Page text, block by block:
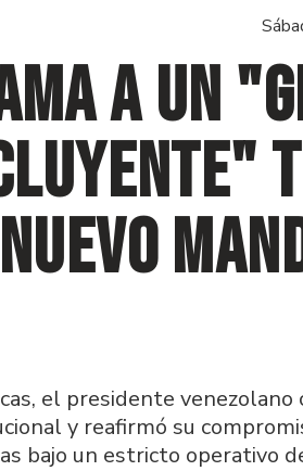
a un
el presidente venezolano
y reafirmó su
bajo un estricto operativo